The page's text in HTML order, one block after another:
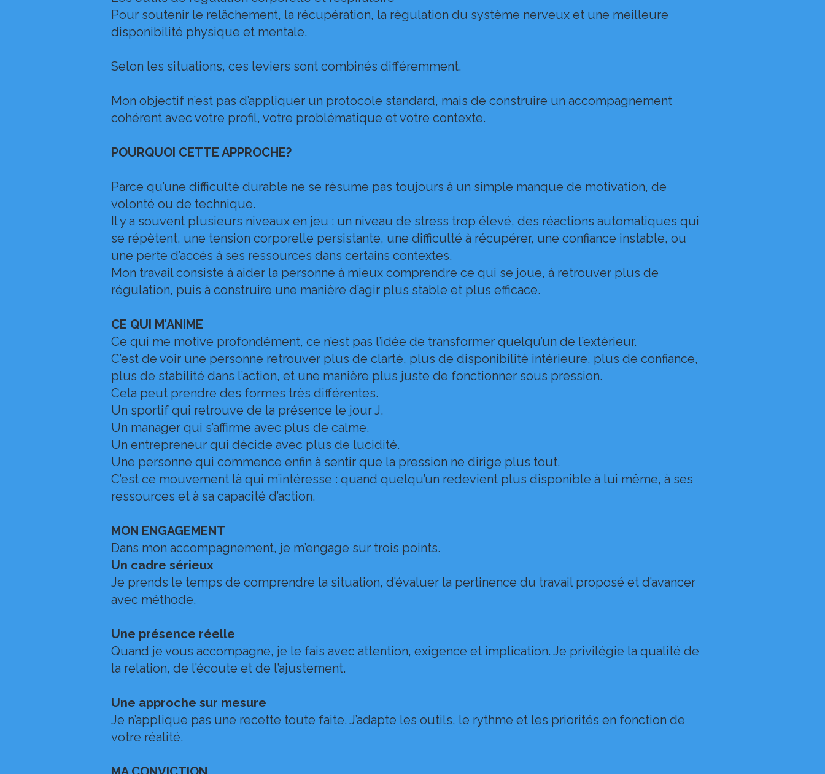
Pour soutenir le relâchement, la récupération, la régulation du système nerveux et une meilleure
disponibilité physique et mentale.
Selon les situations, ces leviers sont combinés différemment.
Mon objectif n’est pas d’appliquer un protocole standard, mais de construire un accompagnement
cohérent avec votre profil, votre problématique et votre contexte.
POURQUOI CETTE APPROCHE?
Parce qu’une difficulté durable ne se résume pas toujours à un simple manque de motivation, de
volonté ou de technique.
Il y a souvent plusieurs niveaux en jeu : un niveau de stress trop élevé, des réactions automatiques qui
se répètent, une tension corporelle persistante, une difficulté à récupérer, une confiance instable, ou
une perte d’accès à ses ressources dans certains contextes.
Mon travail consiste à aider la personne à mieux comprendre ce qui se joue, à retrouver plus de
régulation, puis à construire une manière d’agir plus stable et plus efficace.
CE QUI M’ANIME
Ce qui me motive profondément, ce n’est pas l’idée de transformer quelqu’un de l’extérieur.
C’est de voir une personne retrouver plus de clarté, plus de disponibilité intérieure, plus de confiance,
plus de stabilité dans l’action, et une manière plus juste de fonctionner sous pression.
Cela peut prendre des formes très différentes.
Un sportif qui retrouve de la présence le jour J.
Un manager qui s’affirme avec plus de calme.
Un entrepreneur qui décide avec plus de lucidité.
Une personne qui commence enfin à sentir que la pression ne dirige plus tout.
C’est ce mouvement là qui m’intéresse : quand quelqu’un redevient plus disponible à lui même, à ses
ressources et à sa capacité d’action.
MON ENGAGEMENT
Dans mon accompagnement, je m’engage sur trois points.
Un cadre sérieux
Je prends le temps de comprendre la situation, d’évaluer la pertinence du travail proposé et d’avancer
avec méthode.
Une présence réelle
Quand je vous accompagne, je le fais avec attention, exigence et implication. Je privilégie la qualité de
la relation, de l’écoute et de l’ajustement.
Une approche sur mesure
Je n’applique pas une recette toute faite. J’adapte les outils, le rythme et les priorités en fonction de
votre réalité.